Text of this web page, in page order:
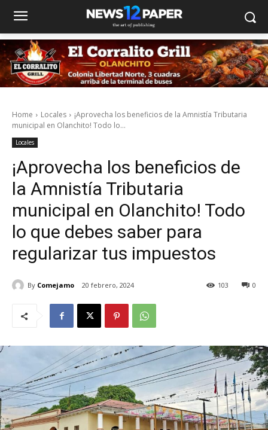
Home Locales
¡Aprovecha los beneficios de la Amnistía Tributaria
municipal en Olanchito! Todo lo...
Locales
¡Aprovecha los beneficios de
la Amnistía Tributaria
municipal en Olanchito! Todo
lo que debes saber para
regularizar tus impuestos
By Comejamo 20 febrero, 2024 0
103